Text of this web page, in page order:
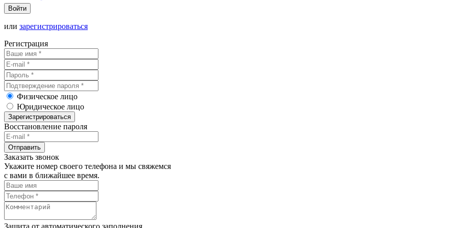
Войти
или зарегистрироваться
Регистрация
Физическое лицо
Юридическое лицо
Зарегистрироваться
Восстановление пароля
Отправить
Заказать звонок
Укажите номер своего телефона и мы свяжемся
с вами в ближайшее время.
Защита от автоматического заполнения